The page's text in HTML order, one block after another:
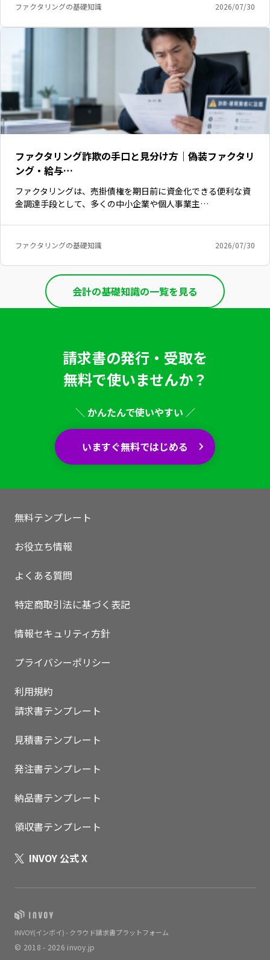
ファクタリングの基礎知識 2026/07/30
ファクタリング詐欺の手口と見分け方｜偽装ファクタリ
ング・給与…
ファクタリングは、売掛債権を期日前に資金化できる便利な資
金調達手段として、多くの中小企業や個人事業主…
ファクタリングの基礎知識 2026/07/30
会計の基礎知識の一覧を見る
請求書の発行・受取を
無料で使いませんか？
＼ かんたんで使いやすい ／
いますぐ無料ではじめる
無料テンプレート
お役立ち情報
よくある質問
特定商取引法に基づく表記
情報セキュリティ方針
プライバシーポリシー
利用規約
請求書テンプレート
見積書テンプレート
発注書テンプレート
納品書テンプレート
領収書テンプレート
INVOY 公式 X
INVOY(インボイ) - クラウド請求書プラットフォーム
© 2018 - 2026 invoy.jp